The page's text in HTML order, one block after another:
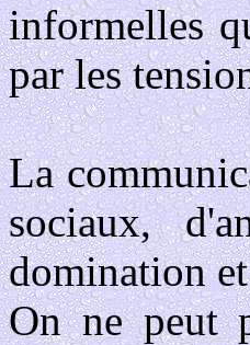
informelles
par les
La
sociaux,
domination
On ne peut